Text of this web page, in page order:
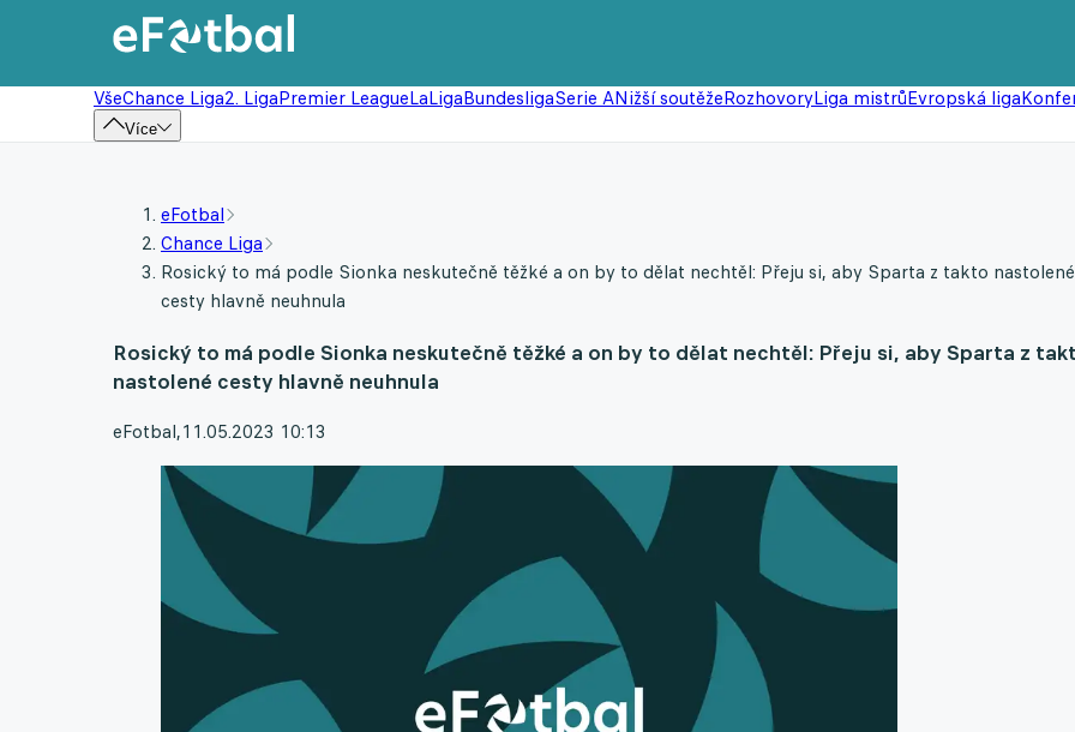
VšeChance Liga2. LigaPremier LeagueLaLigaBundesligaSerie ANižší soutěžeRozhovoryLiga mistrůEvropská liga
Více
eFotbal
Chance Liga
Rosický to má podle Sionka neskutečně těžké a on by to dělat nechtěl: Přeju si, aby Sparta z takto nastolené
cesty hlavně neuhnula
Rosický to má podle Sionka neskutečně těžké a on by to dělat nechtěl: Přeju si, aby Sparta z
nastolené cesty hlavně neuhnula
eFotbal,11.05.2023 10:13